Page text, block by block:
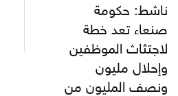
ناشط: حكومة
صنعاء تعد خطة
لاجتثاث الموظفين
وإحلال مليون
ونصف المليون من